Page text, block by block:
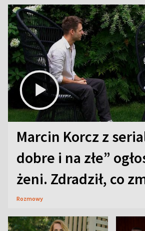
Marcin Korcz z
dobre i na złe”
żeni. Zdradził, co
Rozmowy